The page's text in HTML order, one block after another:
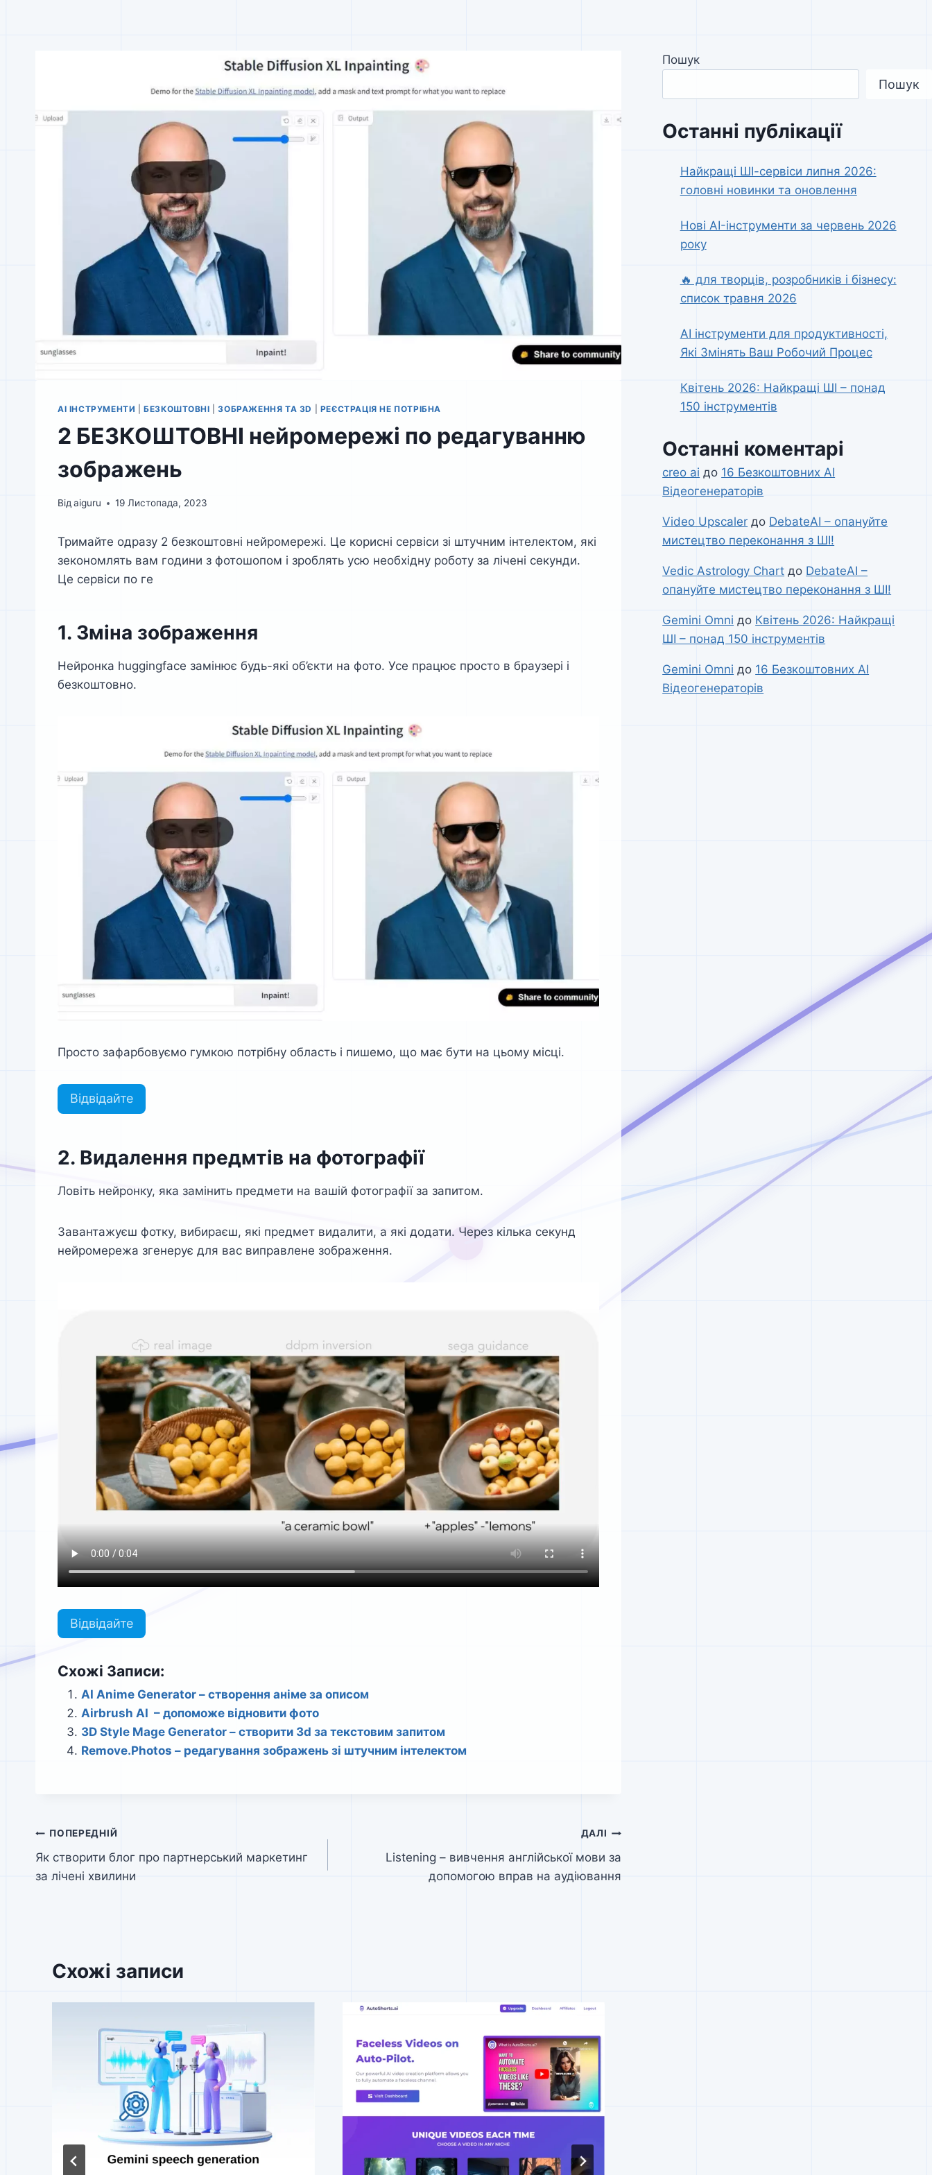
AI ІНСТРУМЕНТИ |БЕЗКОШТОВНІ |ЗОБРАЖЕННЯ ТА 3D РЕЄСТРАЦІЯ НЕ ПОТРІБНА
2 БЕЗКОШТОВНІ нейромережі по редагуванню
зображень
Від aiguru 19 Листопада, 2023
Тримайте одразу 2 безкоштовні нейромережі. Це корисні сервіси зі штучним інтелектом, які
зекономлять вам години з фотошопом і зроблять усю необхідну роботу за лічені секунди.
Це сервіси по ге
1. Зміна зображення
Нейронка huggingface замінює будь-які об’єкти на фото. Усе працює просто в браузері і
безкоштовно.
Просто зафарбовуємо гумкою потрібну область і пишемо, що має бути на цьому місці.
Відвідайте
2. Видалення предмтів на фотографії
Ловіть нейронку, яка замінить предмети на вашій фотографії за запитом.
Завантажуєш фотку, вибираєш, які предмет видалити, а які додати. Через кілька секунд
нейромережа згенерує для вас виправлене зображення.
Відвідайте
Схожі Записи:
AI Anime Generator – створення аніме за описом
Airbrush AI – допоможе відновити фото
3D Style Mage Generator – створити 3d за текстовим запитом
Remove.Photos – редагування зображень зі штучним інтелектом
Навігація
записів
ПОПЕРЕДНІЙ
Як створити блог про партнерський маркетинг
за лічені хвилини
ДАЛІ
Listening – вивчення англійської мови за
допомогою вправ на аудіювання
Схожі записи
Пошук
Пошук
Останні публікації
Найкращі ШІ-сервіси липня 2026:
головні новинки та оновлення
Нові AI-інструменти за червень 2026
року
🔥 для творців, розробників і бізнесу:
список травня 2026
AI інструменти для продуктивності,
Які Змінять Ваш Робочий Процес
Квітень 2026: Найкращі ШІ – понад
150 інструментів
Останні коментарі
creo ai до 16 Безкоштовних AI
Відеогенераторів
Video Upscaler до DebateAI – опануйте
мистецтво переконання з ШІ!
Vedic Astrology Chart до DebateAI –
опануйте мистецтво переконання з ШІ!
Gemini Omni до Квітень 2026: Найкращі
ШІ – понад 150 інструментів
Gemini Omni до 16 Безкоштовних AI
Відеогенераторів